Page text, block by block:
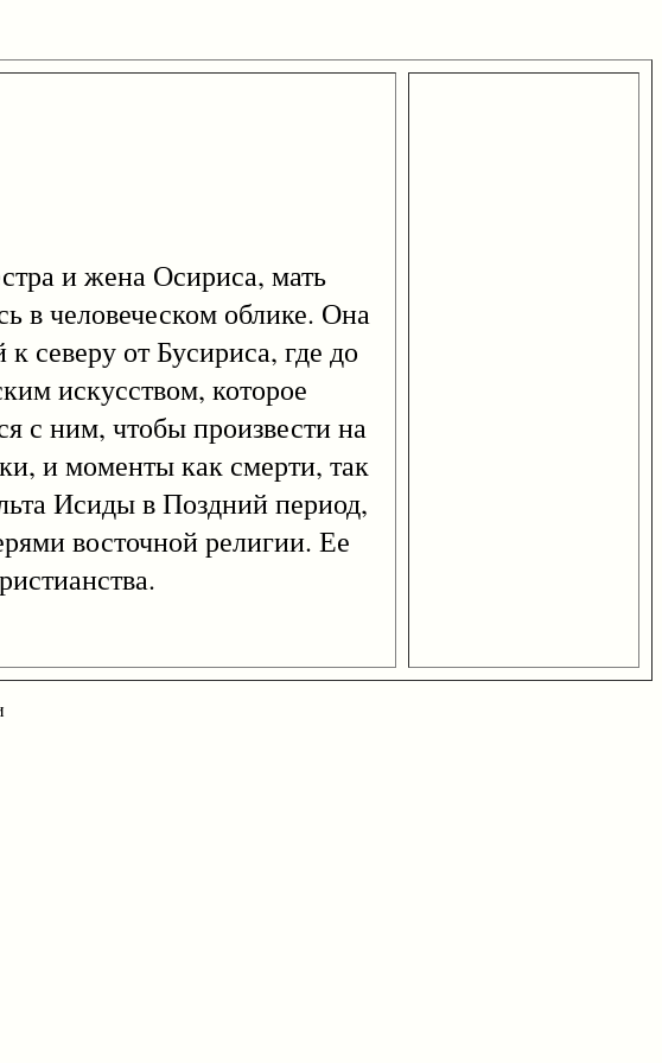
и жена Осириса, мать
в человеческом облике. Она
северу от Бусириса, где до
искусством, которое
с ним, чтобы произвести на
и моменты как смерти, так
Исиды в Поздний период,
восточной религии. Ее